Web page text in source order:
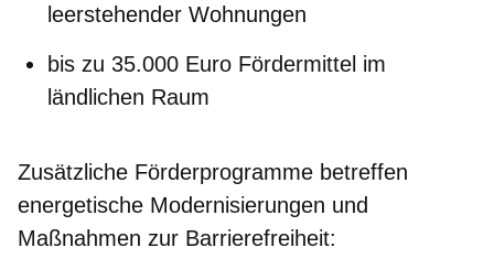
leerstehender Wohnungen
bis zu 35.000 Euro Fördermittel im
ländlichen Raum
Zusätzliche Förderprogramme betreffen
energetische Modernisierungen und
Maßnahmen zur Barrierefreiheit: